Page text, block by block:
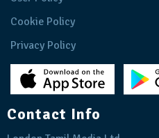
Cookie Policy
Privacy Policy
Contact Info